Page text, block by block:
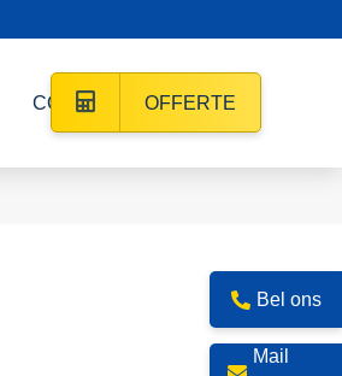
CONTACT OFFERTE
Bel ons
Mail